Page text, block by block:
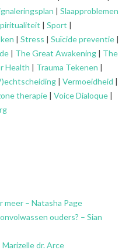
| Slaapproblemen
| Sport |
| Stress | Suïcide preventie |
| The Great Awakening | The
Health | Trauma Tekenen |
| Vermoeidheid |
therapie | Voice Dialoque |
– Natasha Page
ouders? – Sian
dr. Arce